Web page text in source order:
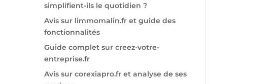
simplifient-ils le quotidien ?
Avis sur limmomalin.fr et guide des
fonctionnalités
Guide complet sur creez-votre-
entreprise.fr
Avis sur corexiapro.fr et analyse de ses